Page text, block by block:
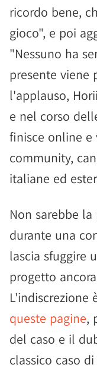
ricordo bene,
gioco", e poi
"Nessuno ha
presente viene
l'applauso,
e nel corso
finisce online e
community,
italiane ed
Non sarebbe
durante una
lascia sfuggire
progetto
L'indiscrezione
queste pagine,
del caso e il
classico caso